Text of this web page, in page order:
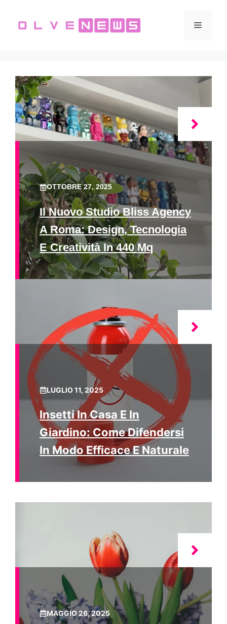
contenuto
Menu
OTTOBRE 27, 2025
Il Nuovo Studio Bliss Agency
A Roma: Design, Tecnologia
E Creatività In 440 Mq
LUGLIO 11, 2025
Insetti In Casa E In
Giardino: Come Difendersi
In Modo Efficace E Naturale
MAGGIO 26, 2025